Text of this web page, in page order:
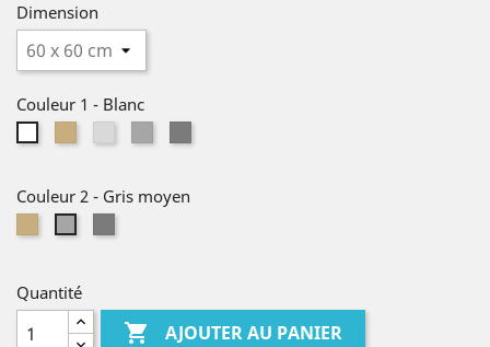
Dimension
Couleur 1 - Blanc
Couleur 2 - Gris moyen
Quantité
 AJOUTER AU PANIER